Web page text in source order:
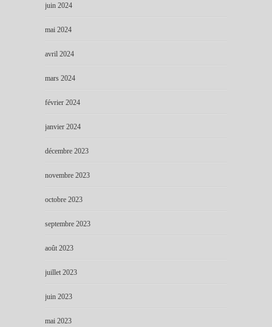
juin 2024
mai 2024
avril 2024
mars 2024
février 2024
janvier 2024
décembre 2023
novembre 2023
octobre 2023
septembre 2023
août 2023
juillet 2023
juin 2023
mai 2023